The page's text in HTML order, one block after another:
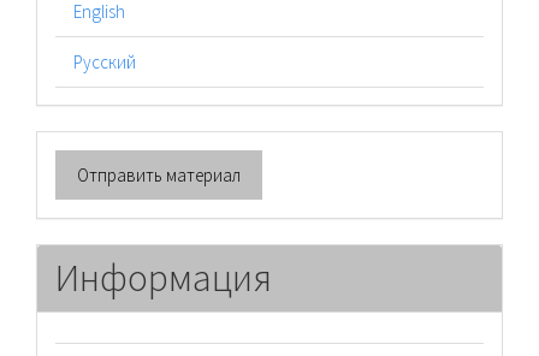
English
Русский
Отправить
материал
Отправить материал
Информация